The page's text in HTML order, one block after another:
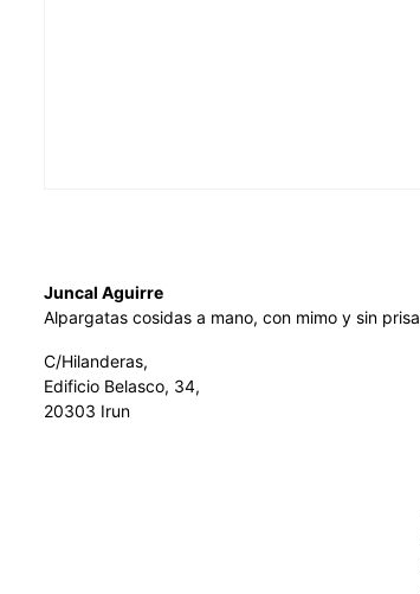
Juncal Aguirre
Alpargatas cosidas a mano, con mimo y sin prisa
C/Hilanderas,
Edificio Belasco, 34,
20303 Irun